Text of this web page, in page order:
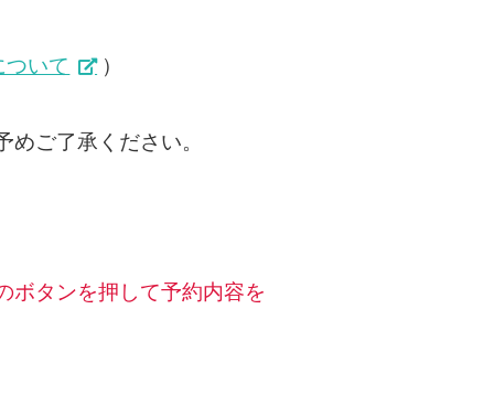
ついて ）
ご了承ください。
ボタンを押して予約内容を